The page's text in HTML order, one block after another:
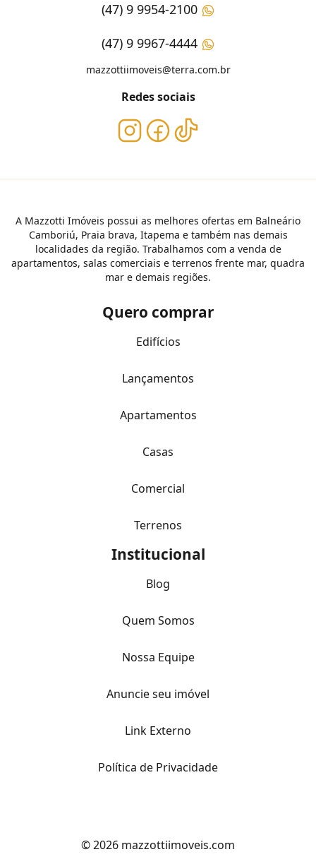
(47) 9 9954-2100
(47) 9 9967-4444
mazzottiimoveis@terra.com.br
Redes sociais
A Mazzotti Imóveis possui as melhores ofertas em Balneário
Camboriú, Praia brava, Itapema e também nas demais
localidades da região. Trabalhamos com a venda de
apartamentos, salas comerciais e terrenos frente mar, quadra
mar e demais regiões.
Quero comprar
Edifícios
Lançamentos
Apartamentos
Casas
Comercial
Terrenos
Institucional
Blog
Quem Somos
Nossa Equipe
Anuncie seu imóvel
Link Externo
Política de Privacidade
© 2026 mazzottiimoveis.com